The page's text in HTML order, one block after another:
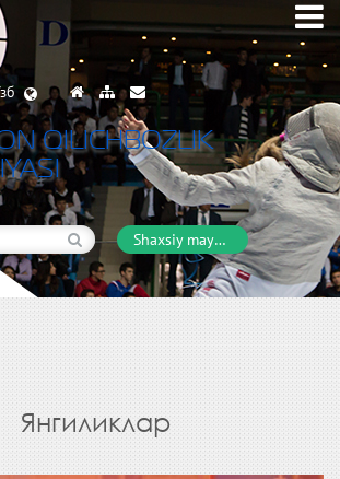
QILICHBOZLIK
Shaxsiy maydon
Янгиликлар